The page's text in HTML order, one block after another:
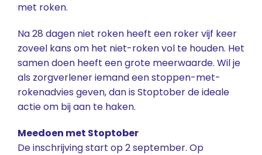
met roken.
Na 28 dagen niet roken heeft een roker vijf keer
zoveel kans om het niet-roken vol te houden. Het
samen doen heeft een grote meerwaarde. Wil je
als zorgverlener iemand een stoppen-met-
rokenadvies geven, dan is Stoptober de ideale
actie om bij aan te haken.
Meedoen met Stoptober
De inschrijving start op 2 september. Op